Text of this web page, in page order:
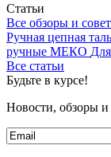
Статьи
Все обзоры и
Ручная цепная
ручные МЕКО
Все статьи
Будьте в курсе!
Новости, обзоры и